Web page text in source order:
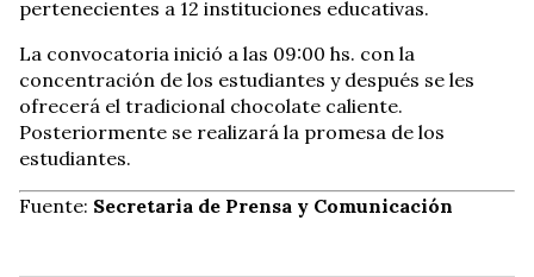
pertenecientes a 12 instituciones educativas.
La convocatoria inició a las 09:00 hs. con la
concentración de los estudiantes y después se les
ofrecerá el tradicional chocolate caliente.
Posteriormente se realizará la promesa de los
estudiantes.
Fuente: Secretaria de Prensa y Comunicación